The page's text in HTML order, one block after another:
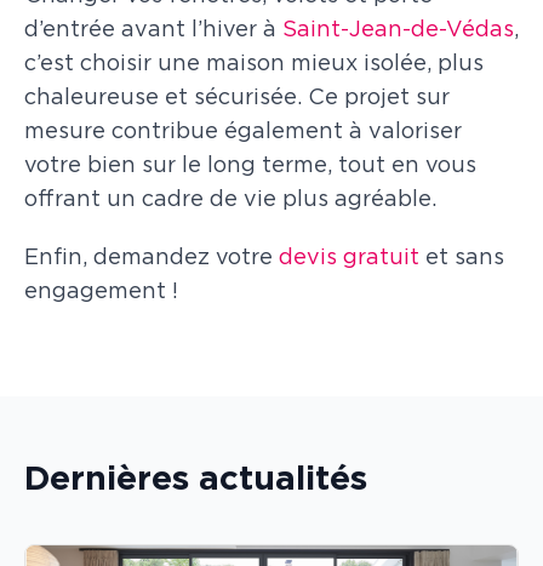
d’entrée avant l’hiver à Saint-Jean-de-Védas,
c’est choisir une maison mieux isolée, plus
chaleureuse et sécurisée. Ce projet sur
mesure contribue également à valoriser
votre bien sur le long terme, tout en vous
offrant un cadre de vie plus agréable.
Enfin, demandez votre devis gratuit et sans
engagement !
Dernières actualités